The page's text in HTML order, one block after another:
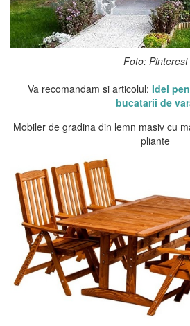
Foto: Pinterest
Va recomandam si articolul: Idei
bucatarii de
Mobiler de gradina din lemn masiv cu
pliante